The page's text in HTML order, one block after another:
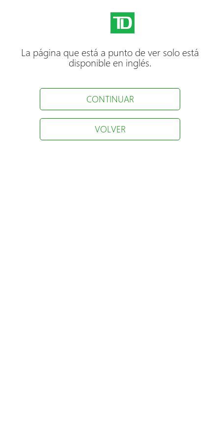
La página que está a punto de ver solo está
disponible en inglés.
CONTINUAR
VOLVER